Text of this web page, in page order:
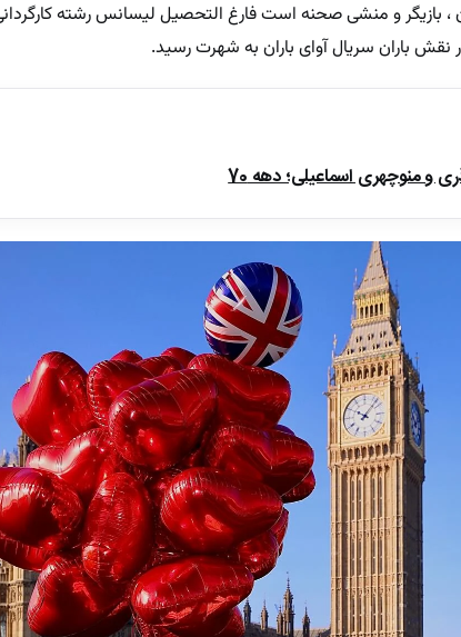
10 خرداد 1368 در اصفهان ، بازیگر و منشی صحنه است فارغ التحصیل لیسانس رشته
باران سریال آوای باران به شهرت رسید.
و منوچهری اسماعیلی؛ دهه 70